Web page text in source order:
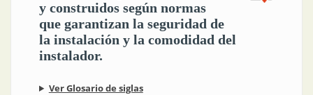
y construidos según normas
que garantizan la seguridad de
la instalación y la comodidad del
instalador.
Ver Glosario de siglas